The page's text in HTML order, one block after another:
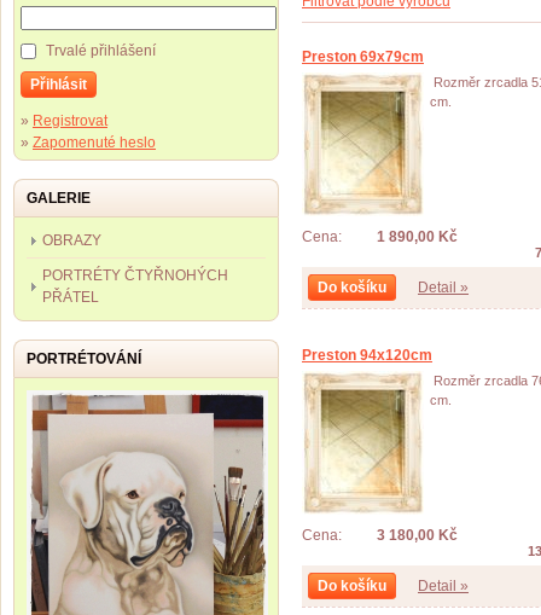
Preston 69x79cm
Rozměr zrcadla
cm.
1 890,00 Kč
Cena:
Do košíku Detail »
Preston 94x120cm
Rozměr zrcadla
cm.
3 180,00 Kč
Cena:
Do košíku Detail »
Trvalé přihlášení
Přihlásit
» Registrovat
» Zapomenuté heslo
GALERIE
OBRAZY
PORTRÉTY ČTYŘNOHÝCH
PŘÁTEL
PORTRÉTOVÁNÍ